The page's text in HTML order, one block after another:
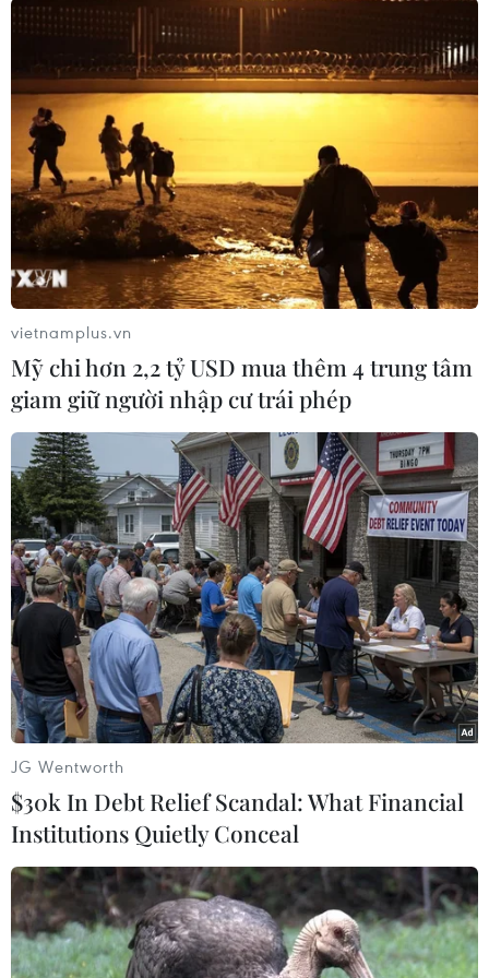
(TTXVN/Vietnam+)
#U23 Thái Lan
#Huấn luyện viên Worrawoot Srimaka
#U23 châu Á
#Truyền thông Thái Lan Thái Lan
Theo dõi VietnamPlus
TIN LIÊN QUAN
vietnamplus.vn
Mỹ chi hơn 2,2 tỷ USD mua thêm 4 trung tâm
giam giữ người nhập cư trái phép
JG Wentworth
$30k In Debt Relief Scandal: What Financial
Institutions Quietly Conceal